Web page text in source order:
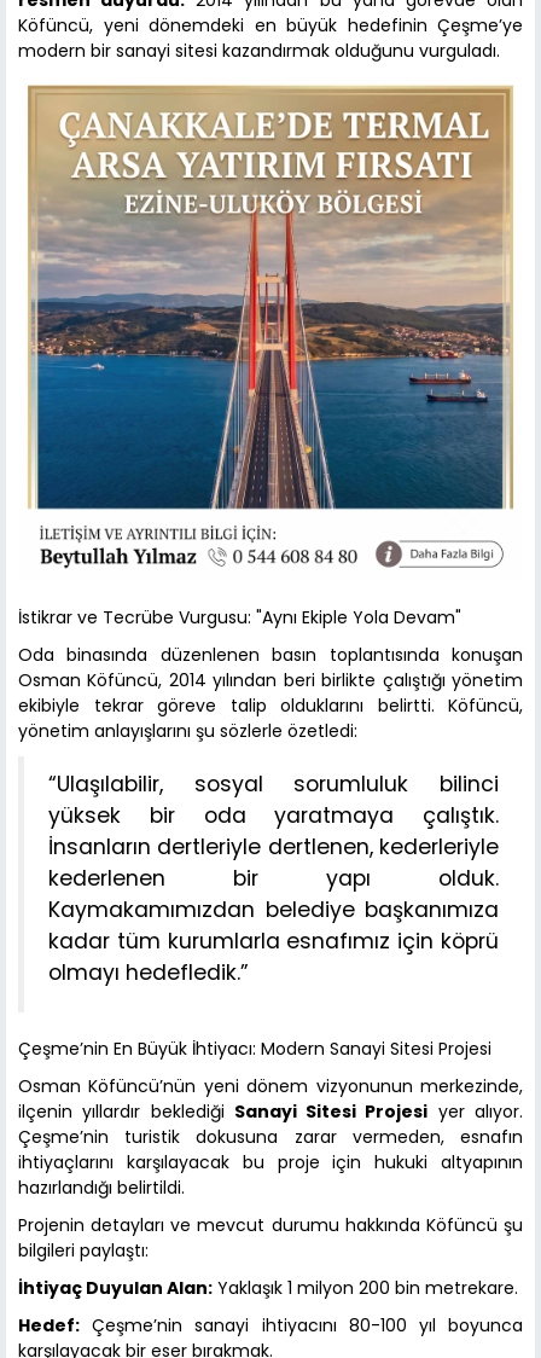
Köfüncü, yeni dönemdeki en büyük hedefinin Çeşme’ye
modern bir sanayi sitesi kazandırmak olduğunu vurguladı.
İstikrar ve Tecrübe Vurgusu: "Aynı Ekiple Yola Devam"
Oda binasında düzenlenen basın toplantısında konuşan
Osman Köfüncü, 2014 yılından beri birlikte çalıştığı yönetim
ekibiyle tekrar göreve talip olduklarını belirtti. Köfüncü,
yönetim anlayışlarını şu sözlerle özetledi:
“Ulaşılabilir, sosyal sorumluluk bilinci
yüksek bir oda yaratmaya çalıştık.
İnsanların dertleriyle dertlenen, kederleriyle
kederlenen bir yapı olduk.
Kaymakamımızdan belediye başkanımıza
kadar tüm kurumlarla esnafımız için köprü
olmayı hedefledik.”
Çeşme’nin En Büyük İhtiyacı: Modern Sanayi Sitesi Projesi
Osman Köfüncü’nün yeni dönem vizyonunun merkezinde,
ilçenin yıllardır beklediği Sanayi Sitesi Projesi yer alıyor.
Çeşme’nin turistik dokusuna zarar vermeden, esnafın
ihtiyaçlarını karşılayacak bu proje için hukuki altyapının
hazırlandığı belirtildi.
Projenin detayları ve mevcut durumu hakkında Köfüncü şu
bilgileri paylaştı:
İhtiyaç Duyulan Alan: Yaklaşık 1 milyon 200 bin metrekare.
Hedef: Çeşme’nin sanayi ihtiyacını 80-100 yıl boyunca
karşılayacak bir eser bırakmak.